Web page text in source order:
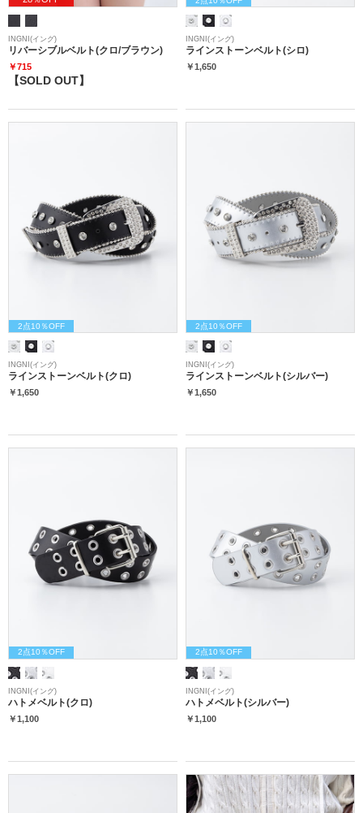
INGNI(イング)
リバーシブルベルト(クロ/ブラウン)
￥715
【SOLD OUT】
INGNI(イング)
ラインストーンベルト(シロ)
￥1,650
2点10％OFF
INGNI(イング)
ラインストーンベルト(クロ)
￥1,650
2点10％OFF
INGNI(イング)
ラインストーンベルト(シルバー)
￥1,650
2点10％OFF
INGNI(イング)
ハトメベルト(クロ)
￥1,100
2点10％OFF
INGNI(イング)
ハトメベルト(シルバー)
￥1,100